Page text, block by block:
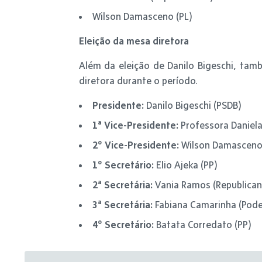
Wilson Damasceno (PL)
Eleição da mesa diretora
Além da eleição de Danilo Bigeschi,
diretora durante o período.
Presidente: Danilo Bigeschi (PSDB)
1ª Vice-Presidente: Professora
2º Vice-Presidente: Wilson
1º Secretário: Elio Ajeka (PP)
2ª Secretária: Vania Ramos
3ª Secretária: Fabiana Camarinha
4º Secretário: Batata Corredato (PP)